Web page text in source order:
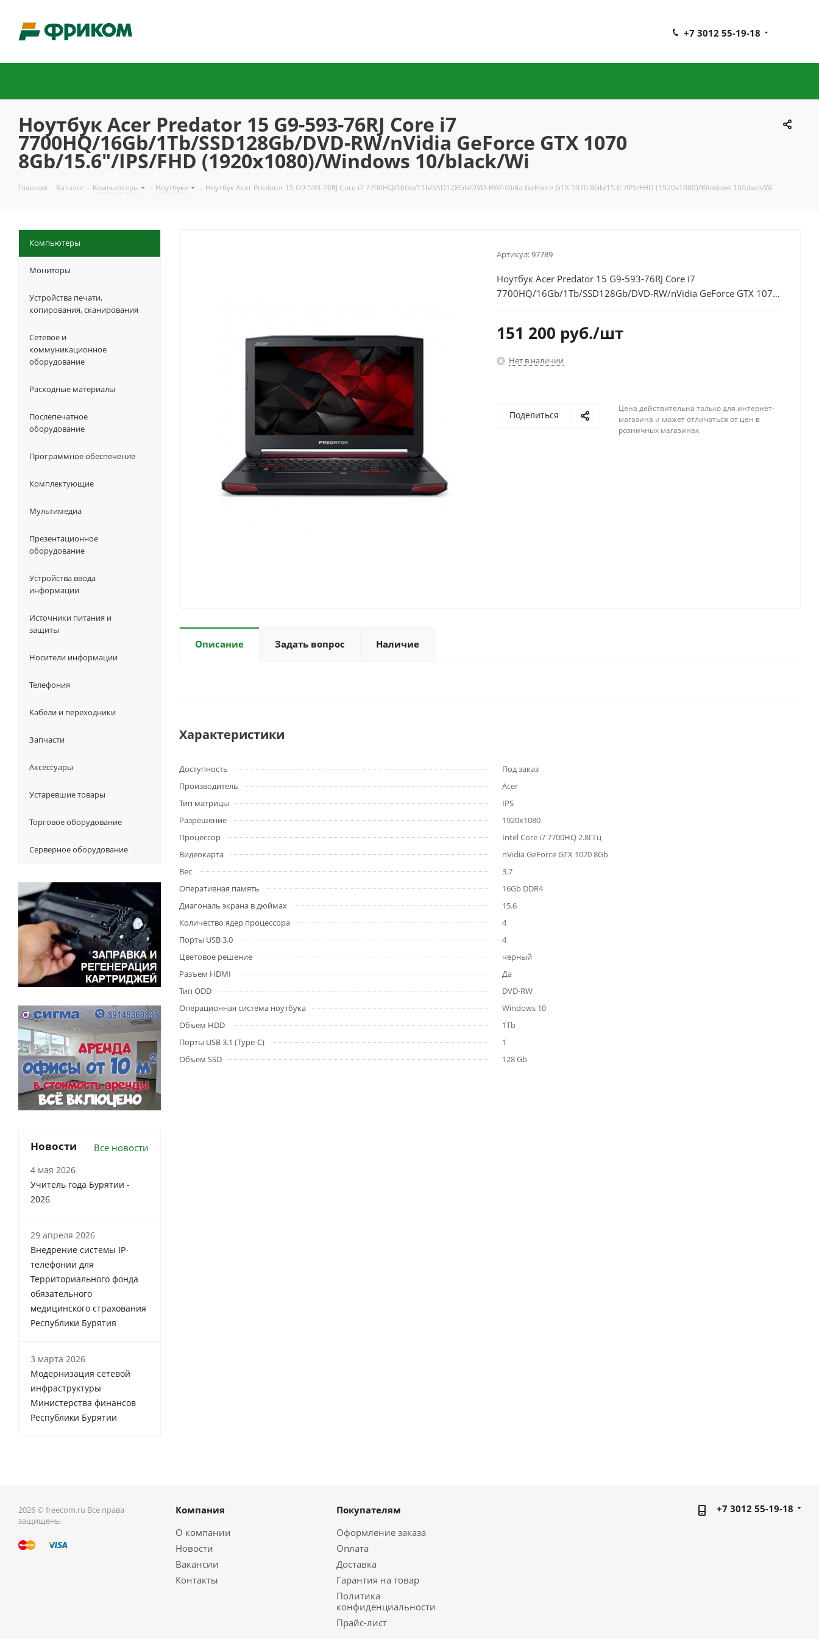
+7 3012 55-19-18
Ноутбук Acer Predator 15 G9-593-76RJ Core i7
7700HQ/16Gb/1Tb/SSD128Gb/DVD-RW/nVidia GeForce GTX 1070
8Gb/15.6"/IPS/FHD (1920x1080)/Windows 10/black/Wi
Главная - Каталог - Компьютеры - Ноутбуки - Ноутбук Acer Predator 15 G9-593-76RJ Core i7 7700HQ/16Gb/1Tb/SSD128Gb/DVD-RW/nVidia GeForce GTX 1070 8Gb/15.6"/IPS/FHD (1920x1080)/Windows 10/black/Wi
Артикул:97789
Ноутбук Acer Predator 15 G9-593-76RJ Core i7
7700HQ/16Gb/1Tb/SSD128Gb/DVD-RW/nVidia GeForce GTX 1070
151 200 руб./шт
Нет в наличии
Поделиться
Цена действительна только для интернет-
магазина и может отличаться от цен в
розничных магазинах
Описание Задать вопрос Наличие
Характеристики
Доступность
Под заказ
Производитель
Acer
Тип матрицы
IPS
Разрешение
1920x1080
Процессор
Intel Core i7 7700HQ 2.8ГГц
Видеокарта
nVidia GeForce GTX 1070 8Gb
Вес
3.7
Оперативная память
16Gb DDR4
Диагональ экрана в дюймах
15.6
Количество ядер процессора
4
Порты USB 3.0
4
Цветовое решение
черный
Разъем HDMI
Да
Тип ODD
DVD-RW
Операционная система ноутбука
Windows 10
Объем HDD
1Tb
Порты USB 3.1 (Type-C)
1
Объем SSD
128 Gb
Компьютеры
Мониторы
Устройства печати,
копирования, сканирования
Сетевое и
коммуникационное
оборудование
Расходные материалы
Послепечатное
оборудование
Программное обеспечение
Комплектующие
Мультимедиа
Презентационное
оборудование
Устройства ввода
информации
Источники питания и
защиты
Носители информации
Телефония
Кабели и переходники
Запчасти
Аксессуары
Устаревшие товары
Торговое оборудование
Серверное оборудование
Новости Все новости
4 мая 2026
Учитель года Бурятии -
2026
29 апреля 2026
Внедрение системы IP-
телефонии для
Территориального фонда
обязательного
медицинского страхования
Республики Бурятия
3 марта 2026
Модернизация сетевой
инфраструктуры
Министерства финансов
Республики Бурятии
2026 © freecom.ru Все права
защищены
Компания
О компании
Новости
Вакансии
Контакты
Покупателям
Оформление заказа
Оплата
Доставка
Гарантия на товар
Политика
конфиденциальности
Прайс-лист
+7 3012 55-19-18